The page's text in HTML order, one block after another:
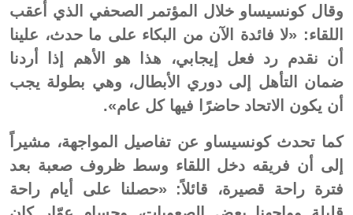
وقال كونسيساو خلال المؤتمر الصحفي الذي أعقب
اللقاء: «لا فائدة الآن من البكاء على ما حدث، علينا
أن نقدم رد فعل إيجابي، هذا هو الأهم إذا أردنا
ضمان التأهل إلى دوري الأبطال، وهي بطولة يجب
أن يكون الاتحاد حاضرًا فيها كل عام».
كما تحدث كونسيساو عن تفاصيل المواجهة، مشيراً
إلى أن فريقه دخل اللقاء وسط ظروف صعبة بعد
فترة راحة قصيرة، قائلاً: «حصلنا على أيام راحة